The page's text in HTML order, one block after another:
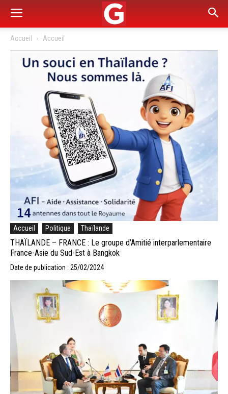
Accueil Accueil
Accueil Politique Thaïlande
THAÏLANDE – FRANCE : Le groupe d’Amitié interparlementaire
France-Asie du Sud-Est à Bangkok
Date de publication : 25/02/2024